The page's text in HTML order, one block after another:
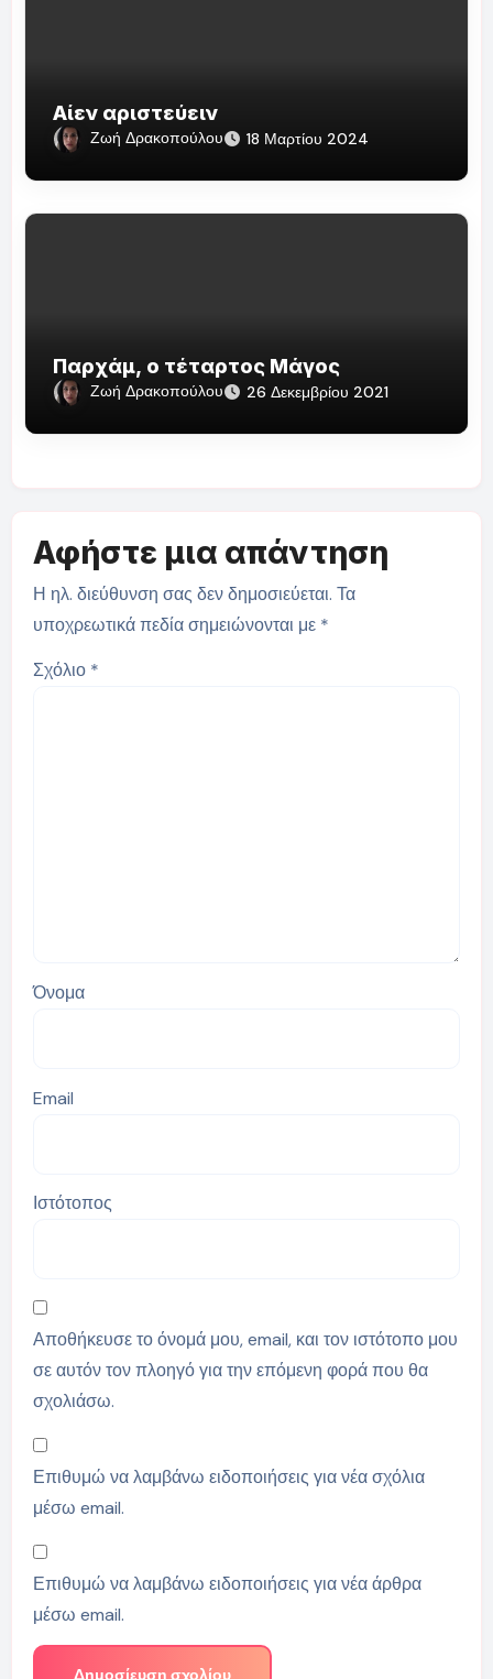
Αίεν αριστεύειν
Ζωή Δρακοπούλου 18 Μαρτίου 2024
Παρχάμ, ο τέταρτος Μάγος
Ζωή Δρακοπούλου 26 Δεκεμβρίου 2021
Αφήστε μια απάντηση
Η ηλ. διεύθυνση σας δεν δημοσιεύεται. Τα
υποχρεωτικά πεδία σημειώνονται με *
Σχόλιο *
Όνομα
Email
Ιστότοπος
Αποθήκευσε το όνομά μου, email, και τον ιστότοπο μου
σε αυτόν τον πλοηγό για την επόμενη φορά που θα
σχολιάσω.
Επιθυμώ να λαμβάνω ειδοποιήσεις για νέα σχόλια
μέσω email.
Επιθυμώ να λαμβάνω ειδοποιήσεις για νέα άρθρα
μέσω email.